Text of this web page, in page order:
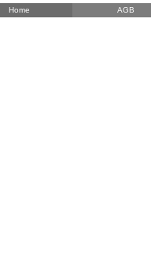
Home AGB